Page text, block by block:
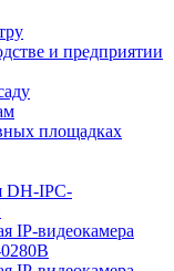
и предприятии
площадках
DH-IPC-
IP-видеокамера